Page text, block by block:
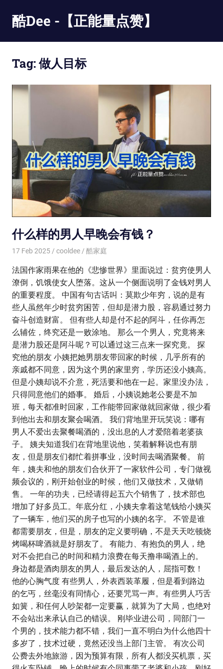
content
酷Dee -【正能量点赞】
最
有
Tag:做人目标
什么样的男人早晚会有钱？
17 Feb 2025 cooldee 酷家庭
法国作家雨果在他的《悲惨世界》里面说过：贫穷使男人
潦倒，饥饿使女人堕落。这从一个侧面说明了金钱对男人
的重要程度。 中国有句古话叫：莫欺少年穷，说的是有
些人虽然年少时贫穷困苦，但却是潜力股，容易通过努力
奋斗创造财富。 但有些人却是付不起的阿斗，任你再怎
么辅佐，终究还是一败涂地。 那么一个男人，究竟将来
是潜力股还是阿斗呢？可以通过这三点来一探究竟。 探
究他的朋友 小姨把她男朋友带回家的时候，几乎所有的
亲戚都不同意，因为这个男的家里穷，学历还没小姨高。
但是小姨却说不介意，死活要和他在一起。家里没办法，
只得同意他们的婚事。 婚后，小姨说她老公要是不加
班，每天都准时回家，工作能带回家做就回家做，很少看
到他出去和朋友聚会喝酒。 我们背地里开玩笑说：哪有
男人不爱出去聚餐喝酒的，没出息的人才爱陪着老婆孩
子。 姨夫知道我们在背地里说他，笑着解释说也有朋
友，但是朋友们都忙着拼事业，没时间去喝酒聚餐。 前
年，姨夫和他的朋友们合伙开了一家软件公司，专门做视
频会议的，刚开始创业的时候，他们又做技术，又做销
售。 一年的功夫，已经请得起五六个销售了，技术部也
增加了好多员工。年底分红，小姨夫拿着这笔钱给小姨买
了一辆车，他们买的房子也写的小姨的名字。 不管是谁
都需要朋友，但是，朋友的定义要明确，不是天天吃顿烧
烤喝杯啤酒就是好朋友了。 有能力、有抱负的男人，绝
对不会把自己的时间和精力浪费在每天撸串喝酒上的。
身边都是酒肉朋友的男人，最后发达的人，屈指可数！
他的心胸气度 有些男人，外表西装革履，但是看到路边
的乞丐，丝毫没有同情心，还要咒骂一声。有些男人巧舌
如簧，和任何人吵架都一定要赢，就算为了大局，也绝对
不会站出来承认自己的错误。 刚毕业进公司，同部门一
个男的，技术能力都不错，我们一直不明白为什么他四十
多岁了，技术过硬，竟然还没当上部门主管。 有次公司
公费去外地旅游，因为预算有限，所有人都没买机票，买